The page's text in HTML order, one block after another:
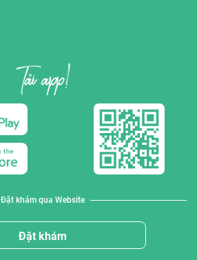
Đặt khám qua Website
Đặt khám